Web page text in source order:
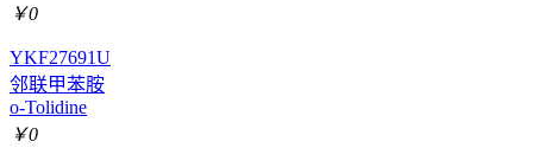
￥0
YKF27691U
邻联甲苯胺
o-Tolidine
￥0